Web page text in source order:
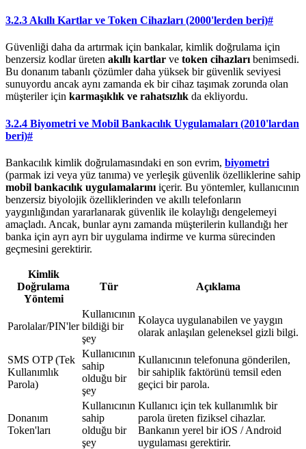
3.2.3 Akıllı Kartlar ve Token Cihazları (2000'lerden beri)#
Güvenliği daha da artırmak için bankalar, kimlik doğrulama için
benzersiz kodlar üreten akıllı kartlar ve token cihazlarıbenimsedi.
Bu donanım tabanlı çözümler daha yüksek bir güvenlik seviyesi
sunuyordu ancak aynı zamanda ek bir cihaz taşımak zorunda olan
müşteriler için karmaşıklık ve rahatsızlık da ekliyordu.
3.2.4 Biyometri ve Mobil Bankacılık Uygulamaları (2010'lardan
beri)#
Bankacılık kimlik doğrulamasındaki en son evrim, biyometri
(parmak izi veya yüz tanıma) ve yerleşik güvenlik özelliklerine sahip
mobil bankacılık uygulamalarını içerir. Bu yöntemler, kullanıcının
benzersiz biyolojik özelliklerinden ve akıllı telefonların
yaygınlığından yararlanarak güvenlik ile kolaylığı dengelemeyi
amaçladı. Ancak, bunlar aynı zamanda müşterilerin kullandığı her
banka için ayrı ayrı bir uygulama indirme ve kurma sürecinden
geçmesini gerektirir.
Kimlik
Doğrulama
Yöntemi
Tür Açıklama
Parolalar/PIN'ler
Kullanıcının
bildiği bir
şey
Kolayca uygulanabilen ve yaygın
olarak anlaşılan geleneksel gizli bilgi.
SMS OTP (Tek
Kullanımlık
Parola)
Kullanıcının
sahip
olduğu bir
şey
Kullanıcının telefonuna gönderilen,
bir sahiplik faktörünü temsil eden
geçici bir parola.
Donanım
Token'ları
Kullanıcının
sahip
olduğu bir
şey
Kullanıcı için tek kullanımlık bir
parola üreten fiziksel cihazlar.
Bankanın yerel bir iOS / Android
uygulaması gerektirir.